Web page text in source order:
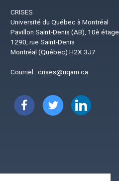
CRISES
Université du Québec à Montréal
Pavillon Saint-Denis (AB), 10è étage
1290, rue Saint-Denis
Montréal (Québec) H2X 3J7
Courriel :crises@uqam.ca
Image Image Image